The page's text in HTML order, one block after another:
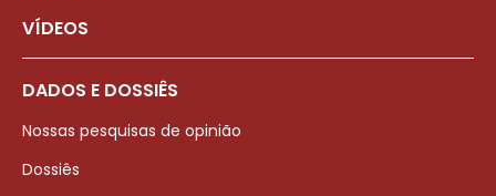
VÍDEOS
DADOS E DOSSIÊS
Nossas pesquisas de opinião
Dossiês